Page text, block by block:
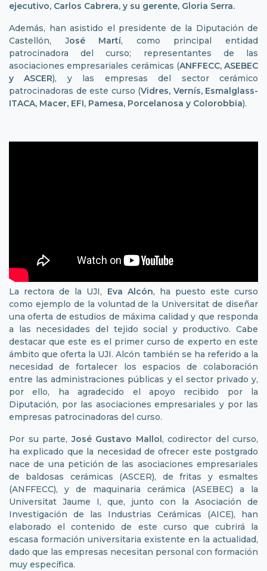
ejecutivo, Carlos Cabrera, y su gerente, Gloria Serra.
Además, han asistido el presidente de la Diputación de
Castellón, José Martí, como principal entidad
patrocinadora del curso; representantes de las
asociaciones empresariales cerámicas (ANFFECC, ASEBEC
y ASCER), y las empresas del sector cerámico
patrocinadoras de este curso (Vidres, Vernís, Esmalglass-
ITACA, Macer, EFI, Pamesa, Porcelanosa y Colorobbia).
La rectora de la UJI, Eva Alcón, ha puesto este curso
como ejemplo de la voluntad de la Universitat de diseñar
una oferta de estudios de máxima calidad y que responda
a las necesidades del tejido social y productivo. Cabe
destacar que este es el primer curso de experto en este
ámbito que oferta la UJI. Alcón también se ha referido a la
necesidad de fortalecer los espacios de colaboración
entre las administraciones públicas y el sector privado y,
por ello, ha agradecido el apoyo recibido por la
Diputación, por las asociaciones empresariales y por las
empresas patrocinadoras del curso.
Por su parte,José Gustavo Mallol, codirector del curso,
ha explicado que la necesidad de ofrecer este postgrado
nace de una petición de las asociaciones empresariales
de baldosas cerámicas (ASCER), de fritas y esmaltes
(ANFFECC), y de maquinaria cerámica (ASEBEC) a la
Universitat Jaume I, que, junto con la Asociación de
Investigación de las Industrias Cerámicas (AICE), han
elaborado el contenido de este curso que cubrirá la
escasa formación universitaria existente en la actualidad,
dado que las empresas necesitan personal con formación
muy específica.